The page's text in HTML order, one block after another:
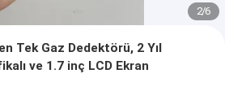
2/6
Tek Gaz Dedektörü, 2 Yıl
ve 1.7 inç LCD Ekran